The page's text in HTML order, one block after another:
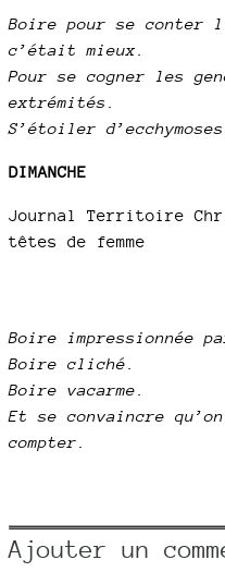
Boire pour se
c’était mieux.
Pour se cogner les
extrémités.
S’étoiler d’ecchymoses.
DIMANCHE
Journal Territoire
têtes de femme
Boire impressionnée
Boire cliché.
Boire vacarme.
Et se convaincre
compter.
Ajouter un